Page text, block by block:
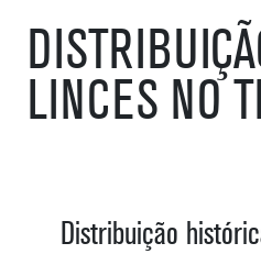
LINCES NO
Distribuição